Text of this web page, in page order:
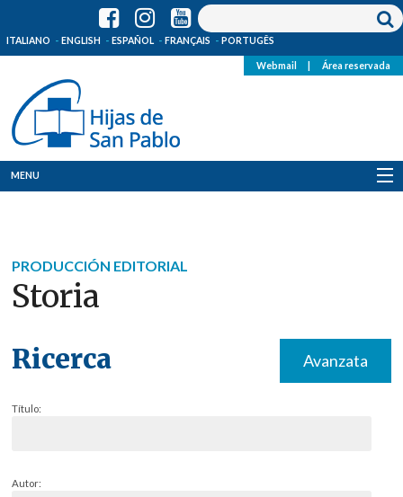
ITALIANO ENGLISH ESPAÑOL FRANÇAIS PORTUGÊS
Webmail Área reservada
MENU
Dónde estamos
Noticias
PRODUCCIÓN EDITORIAL
Storia
Ricerca Avanzata
Título:
Autor: